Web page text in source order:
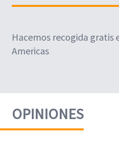
Hacemos recogida gratis
Americas
OPINIONES